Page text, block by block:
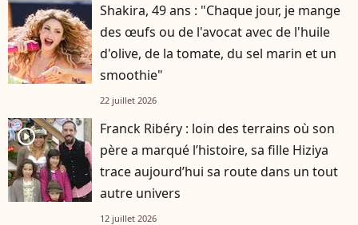
Shakira, 49 ans : "Chaque jour, je mange
des œufs ou de l'avocat avec de l'huile
d'olive, de la tomate, du sel marin et un
smoothie"
22 juillet 2026
player2
Franck Ribéry : loin des terrains où son
père a marqué l’histoire, sa fille Hiziya
trace aujourd’hui sa route dans un tout
autre univers
12 juillet 2026